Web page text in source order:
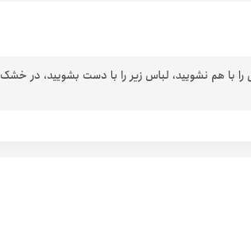
را با هم نشویید، لباس زیر را با دست بشویید، در خشک